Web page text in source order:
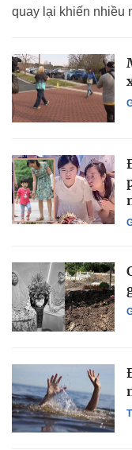
quay lại khiến nhiều